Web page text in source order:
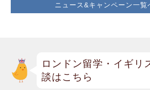
ニュース&キャンペーン一覧
ロンドン留学・イギリ
談はこちら